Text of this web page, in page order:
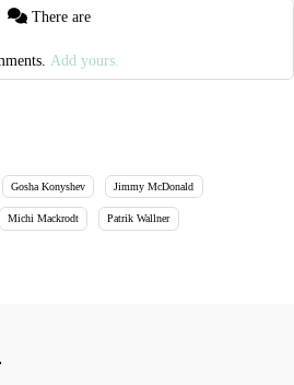
Add yours.
Gosha Konyshev Jimmy McDonald
Michi Mackrodt Patrik Wallner